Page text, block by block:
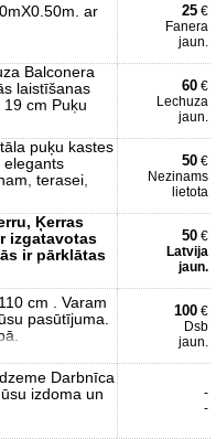
ar
25 €
Fanera
jaun.
Balconera
laistīšanas
cm Puķu
60 €
Lechuza
jaun.
puķu kastes
terasei,
50 €
Nezinams
lietota
Ķerras
izgatavotas
ir pārklātas
50 €
Latvija
jaun.
cm . Varam
pasūtījuma.
100 €
Dsb
jaun.
Darbnīca
izdoma un
-
-